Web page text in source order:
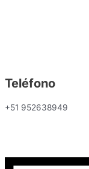
Teléfono
+51 952638949